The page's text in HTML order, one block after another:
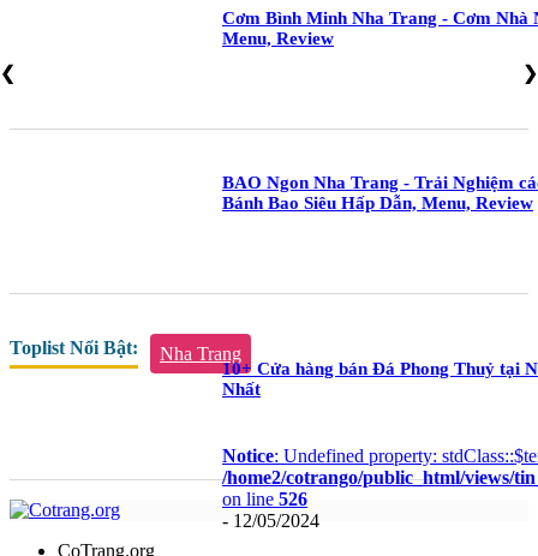
❮ ❯
❮ ❯
Cơm Bình Minh Nha Trang - Cơm Nhà
Menu, Review
BAO Ngon Nha Trang - Trải Nghiệm
Bánh Bao Siêu Hấp Dẫn, Menu, Review
Toplist Nổi Bật: Nha Trang
10+ Cửa hàng bán Đá Phong Thuỷ tại
Nhất
Notice: Undefined property:
/home2/cotrango/public_html/views/
on line 526
- 12/05/2024
CoTrang.org